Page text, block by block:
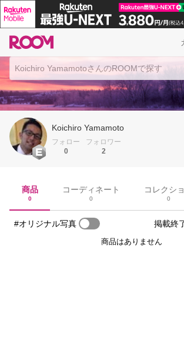
Koichiro Yamamoto
フォロー
0
フォロワー
2
商品
0
コーディネート
0
コレクシ
0
#オリジナル写真 掲載終
商品はありません